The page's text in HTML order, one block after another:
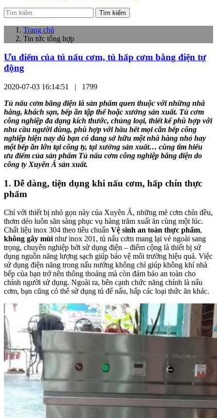
Tìm kiếm
Trang chủ
Tin tức tổng hợp
Ưu điểm của tủ nấu cơm, tủ hấp cơm bằng điện tự
động
2020-07-03 16:14:51 | 1799
Tủ nấu cơm bằng điện là sản phẩm quen thuộc với những nhà
hàng, khách sạn, bếp ăn tập thể hoặc xưởng sản xuất. Tủ cơm
công nghiệp đa dạng kích thước, chủng loại, thiết kế phù hợp với
nhu cầu người dùng, phù hợp với hầu hết mọi căn bếp công
nghiệp hiện nay dù bạn có đang sở hữu một nhà hàng nhỏ hay
một bếp ăn lớn tại công ty, tại xưởng sản xuất… cùng tìm hiểu
ưu điểm của sản phẩm Tủ nấu cơm công nghiệp bằng điện do
công ty Xuyên Á sản xuất.
1. Dễ dàng, tiện dụng khi nấu cơm, hấp chín thực
phẩm
Chỉ với thiết bị nhỏ gọn này của Xuyên Á, những mẻ cơm chín đều,
thơm dẻo luôn sãn sàng phục vụ hàng trăm xuất ăn cùng một lúc.
Chất liệu inox 304 theo tiêu chuẩn Vệ sinh an toàn thực phẩm,
không gây mùinhư inox 201, tủ nấu cơm mang lại vẻ ngoài sang
trọng, chuyên nghiệp bởi sử dụng điện – điểm cộng là thiết bị sử
dụng nguồn năng lượng sạch giúp bảo vệ môi trường hiệu quả. Việc
sử dụng điện năng trong nấu nướng không chỉ giúp không khí nhà
bếp của bạn trở nên thông thoáng mà còn đảm bảo an toàn cho
chính người sử dụng. Ngoài ra, bên cạnh chức năng chính là nấu
cơm, bạn cũng có thể sử dụng tủ để nấu, hấp các loại thức ăn khác.